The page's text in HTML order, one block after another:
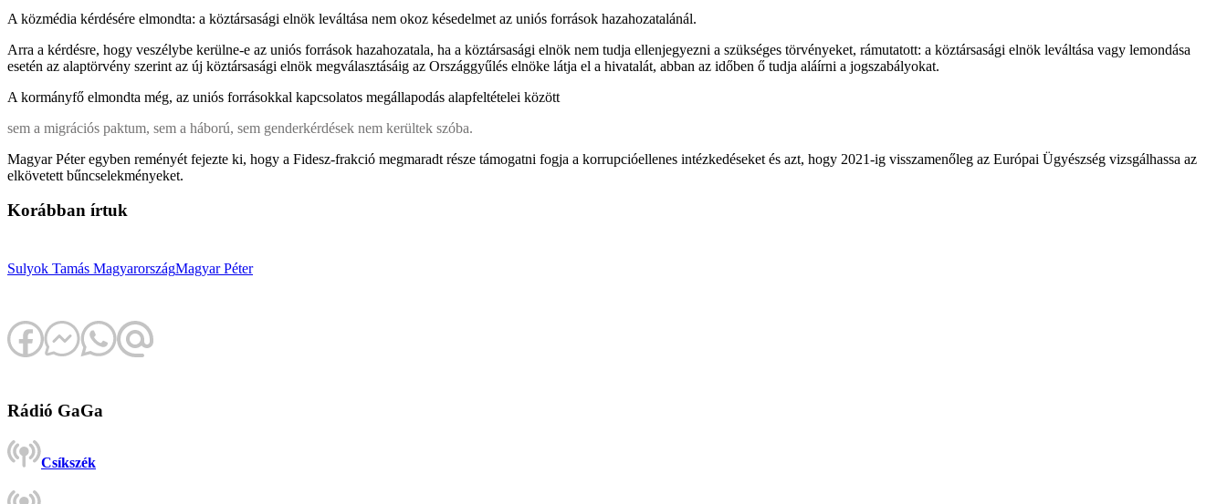
A közmédia kérdésére elmondta: a köztársasági elnök leváltása nem okoz késedelmet az uniós források hazahozatalánál.
Arra a kérdésre, hogy veszélybe kerülne-e az uniós források hazahozatala, ha a köztársasági elnök nem tudja ellenjegyezni a szükséges törvényeket, rámutatott: a köztársasági elnök leváltása vagy lemondása
esetén az alaptörvény szerint az új köztársasági elnök megválasztásáig az Országgyűlés elnöke látja el a hivatalát, abban az időben ő tudja aláírni a jogszabályokat.
A kormányfő elmondta még, az uniós forrásokkal kapcsolatos megállapodás alapfeltételei között
sem a migrációs paktum, sem a háború, sem genderkérdések nem kerültek szóba.
Magyar Péter egyben reményét fejezte ki, hogy a Fidesz-frakció megmaradt része támogatni fogja a korrupcióellenes intézkedéseket és azt, hogy 2021-ig visszamenőleg az Európai Ügyészség vizsgálhassa az
elkövetett bűncselekményeket.
Korábban írtuk
Sulyok Tamás MagyarországMagyar Péter
Rádió GaGa
Csíkszék